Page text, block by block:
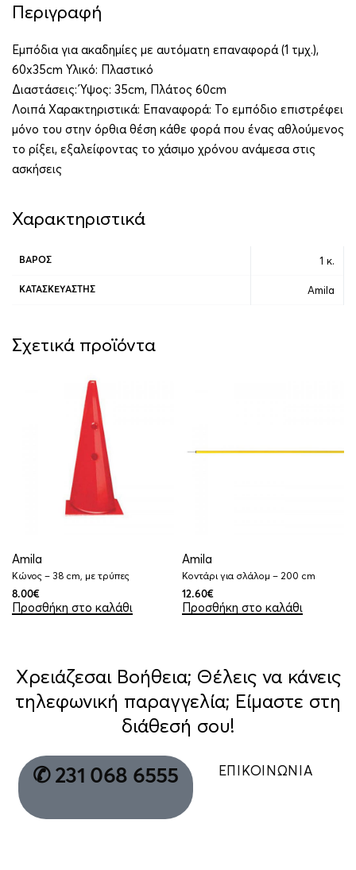
Περιγραφή
Εμπόδια για ακαδημίες με αυτόματη επαναφορά (1 τμχ.),
60x35cm Υλικό: Πλαστικό
Διαστάσεις: Ύψος: 35cm, Πλάτος 60cm
Λοιπά Χαρακτηριστικά: Επαναφορά: Το εμπόδιο επιστρέφει
μόνο του στην όρθια θέση κάθε φορά που ένας αθλούμενος
το ρίξει, εξαλείφοντας το χάσιμο χρόνου ανάμεσα στις
ασκήσεις
Χαρακτηριστικά
ΒΆΡΟΣ 1 κ.
ΚΑΤΑΣΚΕΥΑΣΤΉΣ Amila
Σχετικά προϊόντα
Amila
Κώνος – 38 cm, με τρύπες
8.00€
Προσθήκη στο καλάθι
Amila
Κοντάρι για σλάλομ – 200 cm
12.60€
Προσθήκη στο καλάθι
Χρειάζεσαι Βοήθεια; Θέλεις να κάνεις
τηλεφωνική παραγγελία; Είμαστε στη
διάθεσή σου!
✆ 231 068 6555 ΕΠΙΚΟΙΝΩΝΙΑ